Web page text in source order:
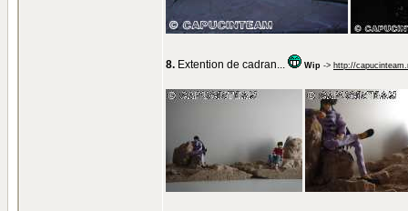
8. Extention de cadran... Wip -> http://